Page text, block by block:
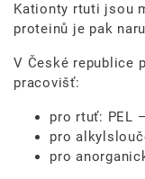
Kationty rtuti jsou
proteinů je pak
V České republice
pracovišť:
pro rtuť: PEL
pro
pro